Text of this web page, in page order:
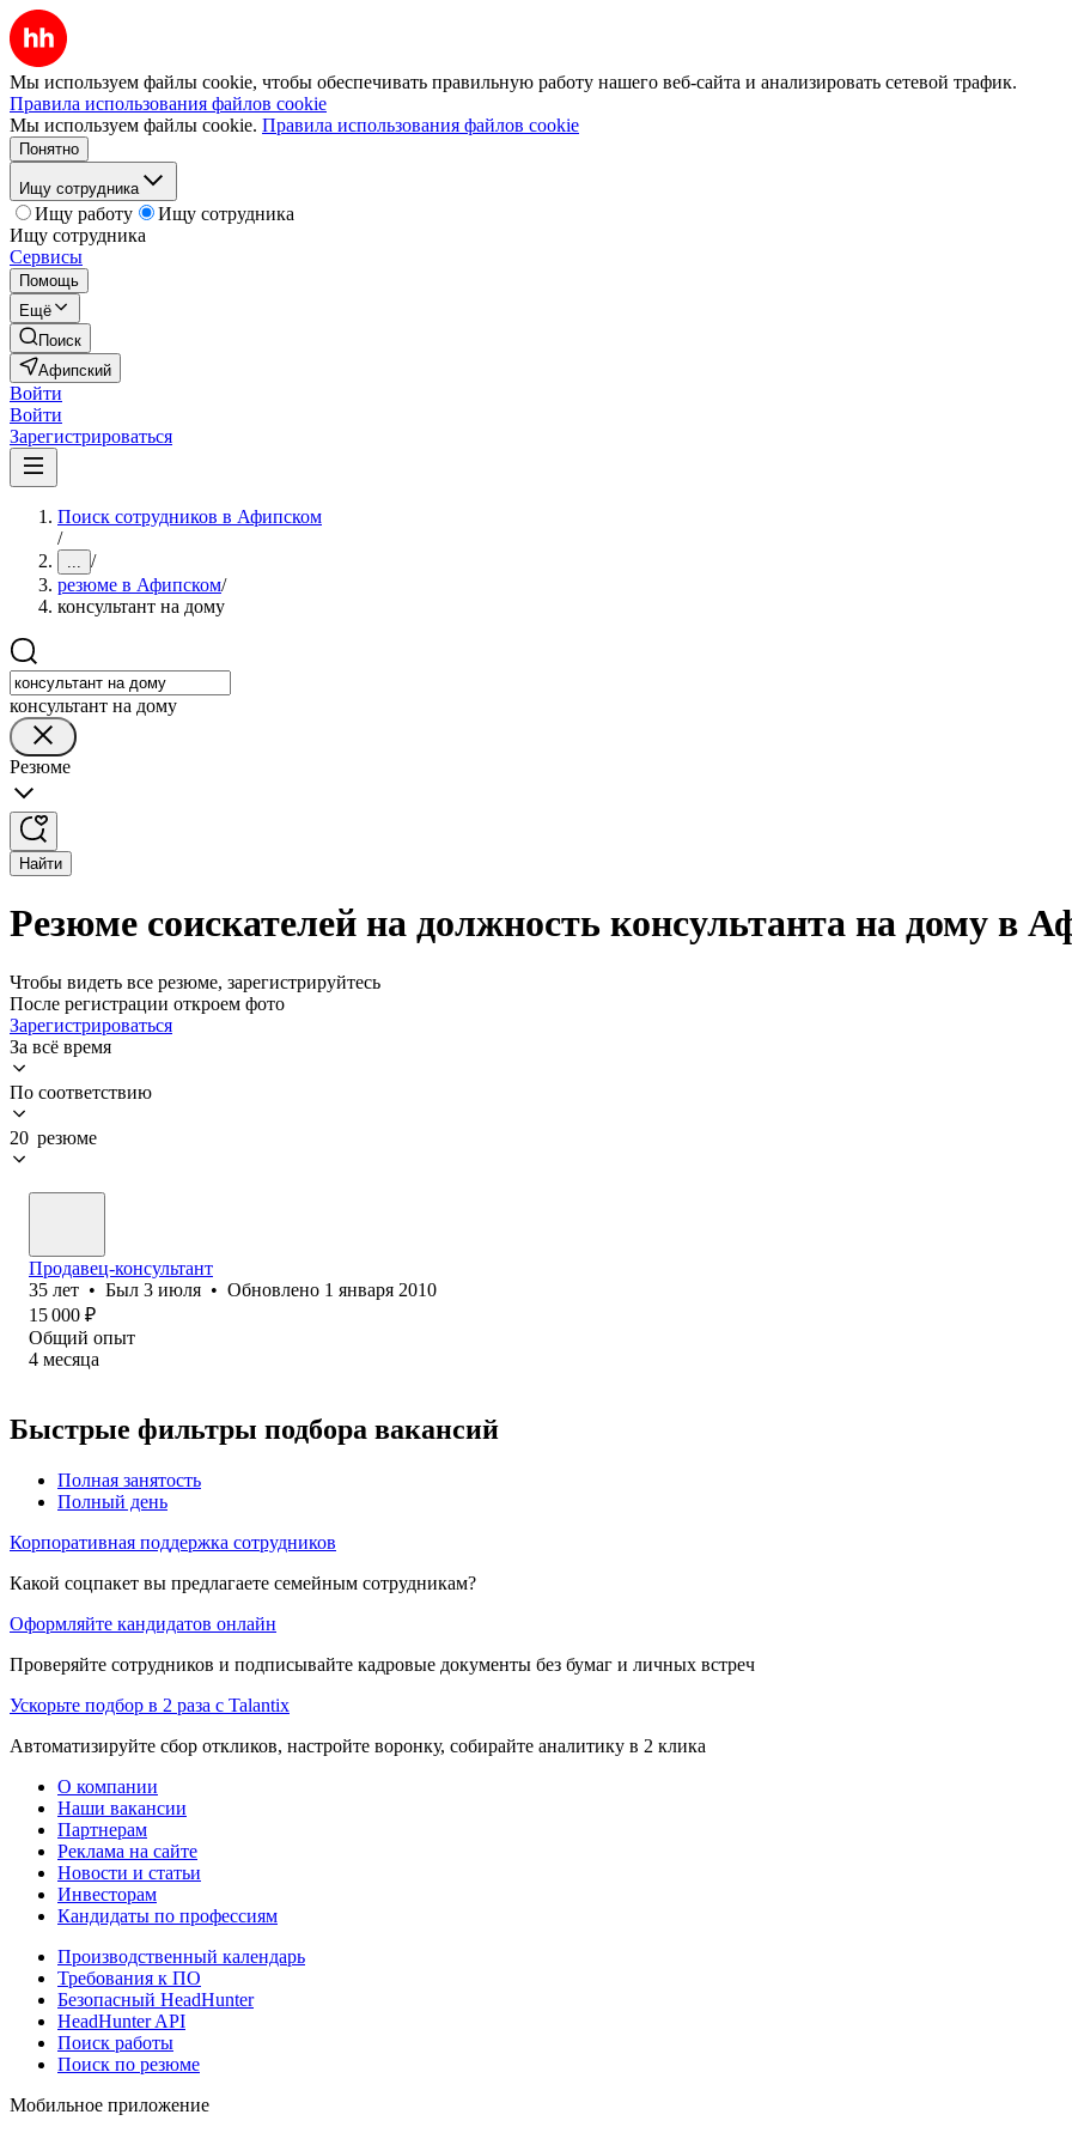
Мы используем файлы cookie, чтобы обеспечивать правильную работу нашего веб-сайта и анализировать сетевой трафик.
Правила использования файлов cookie
Мы используем файлы cookie. Правила использования файлов cookie
Понятно
Ищу сотрудника
Ищу работу
Ищу сотрудника
Ищу сотрудника
Сервисы
Помощь
Ещё
Поиск
Афипский
Войти
Войти
Зарегистрироваться
Поиск сотрудников в Афипском
/
... /
резюме в Афипском/
консультант на дому
консультант на дому
Резюме
Найти
Резюме соискателей на должность консультанта на дому в
Чтобы видеть все резюме, зарегистрируйтесь
После регистрации откроем фото
Зарегистрироваться
За всё время
По соответствию
20 резюме
Продавец-консультант
35 лет • Был 3 июля • Обновлено 1 января 2010
15 000 ₽
Общий опыт
4 месяца
Быстрые фильтры подбора вакансий
Полная занятость
Полный день
Корпоративная поддержка сотрудников
Какой соцпакет вы предлагаете семейным сотрудникам?
Оформляйте кандидатов онлайн
Проверяйте сотрудников и подписывайте кадровые документы без бумаг и личных встреч
Ускорьте подбор в 2 раза с Talantix
Автоматизируйте сбор откликов, настройте воронку, собирайте аналитику в 2 клика
О компании
Наши вакансии
Партнерам
Реклама на сайте
Новости и статьи
Инвесторам
Кандидаты по профессиям
Производственный календарь
Требования к ПО
Безопасный HeadHunter
HeadHunter API
Поиск работы
Поиск по резюме
Мобильное приложение